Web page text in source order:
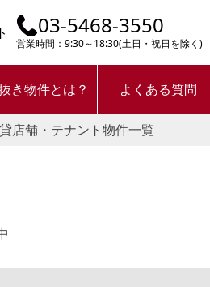
03-5468-3550
営業時間：9:30～18:30(土日・祝日を除く)
き物件とは？ よくある質問
店舗・テナント物件一覧